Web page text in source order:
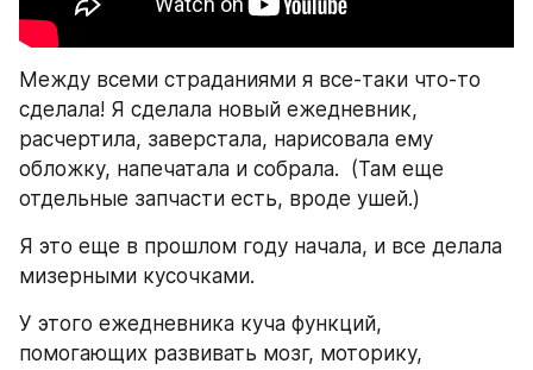
Между всеми страданиями я все-таки что-то
сделала! Я сделала новый ежедневник,
расчертила, заверстала, нарисовала ему
обложку, напечатала и собрала.  (Там еще
отдельные запчасти есть, вроде ушей.)
Я это еще в прошлом году начала, и все делала
мизерными кусочками.
У этого ежедневника куча функций,
помогающих развивать мозг, моторику,